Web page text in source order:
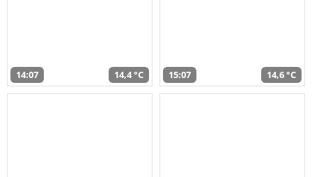
14:07 14,4 °C 15:07 14,6 °C